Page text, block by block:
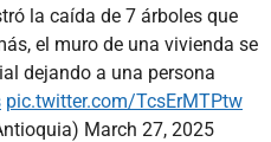
la caída de 7 árboles que
el muro de una vivienda se
dejando a una persona
pic.twitter.com/TcsErMTPtw
March 27, 2025